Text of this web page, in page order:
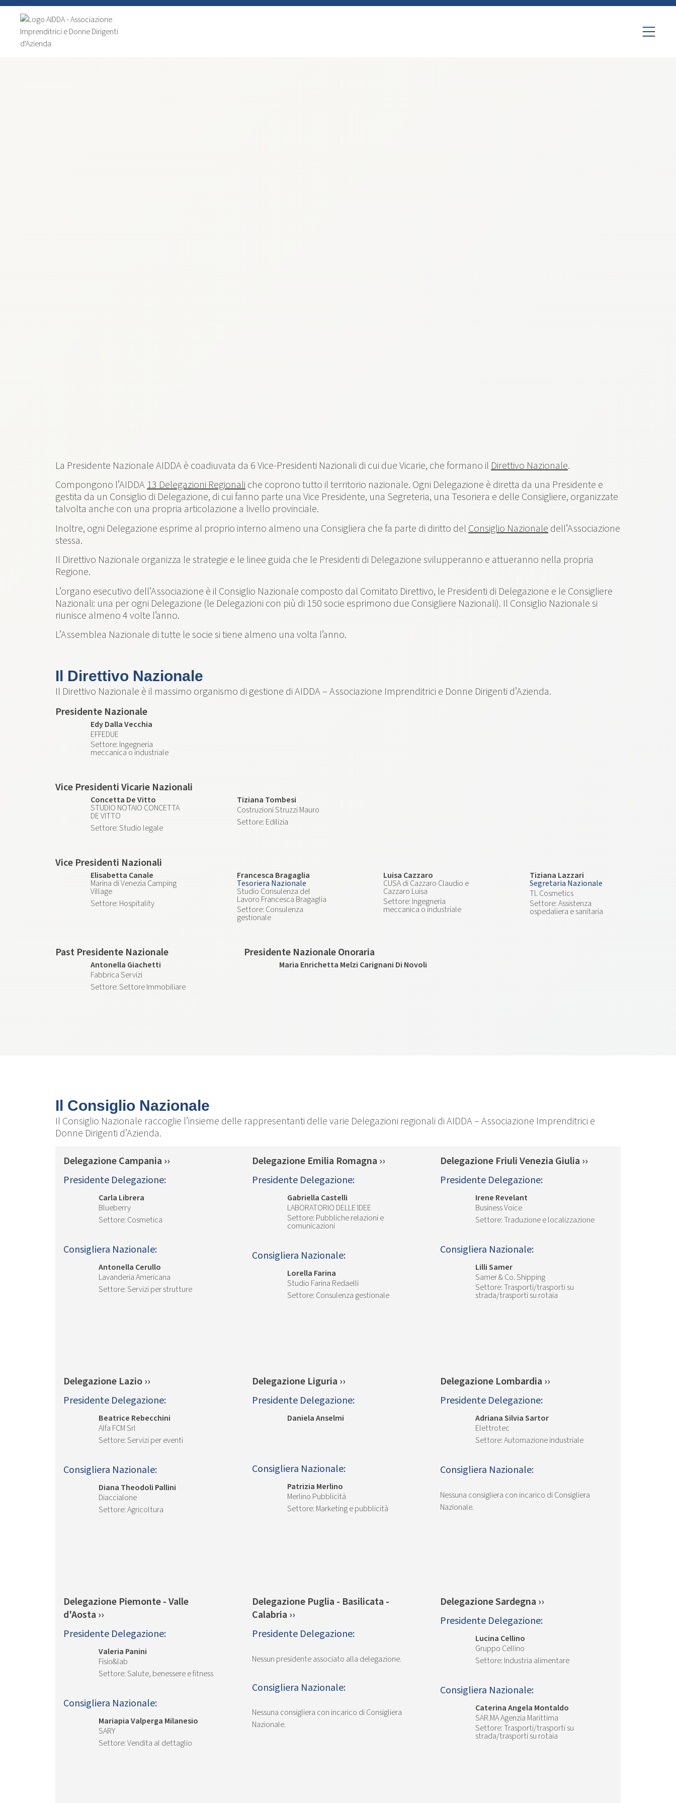
La Presidente Nazionale AIDDA è coadiuvata da 6 Vice-Presidenti Nazionali di cui due Vicarie, che formano ilDirettivo Nazionale.
Compongono l’AIDDA13 Delegazioni Regionaliche coprono tutto il territorio nazionale. Ogni Delegazione è diretta da una Presidente e
gestita da un Consiglio di Delegazione, di cui fanno parte una Vice Presidente, una Segreteria, una Tesoriera e delle Consigliere, organizzate
talvolta anche con una propria articolazione a livello provinciale.
Inoltre, ogni Delegazione esprime al proprio interno almeno una Consigliera che fa parte di diritto delConsiglio Nazionaledell’Associazione
stessa.
Il Direttivo Nazionale organizza le strategie e le linee guida che le Presidenti di Delegazione svilupperanno e attueranno nella propria
Regione.
L’organo esecutivo dell’Associazione è il Consiglio Nazionale composto dal Comitato Direttivo, le Presidenti di Delegazione e le Consigliere
Nazionali: una per ogni Delegazione (le Delegazioni con più di 150 socie esprimono due Consigliere Nazionali). Il Consiglio Nazionale si
riunisce almeno 4 volte l’anno.
L’Assemblea Nazionale di tutte le socie si tiene almeno una volta l’anno.
Il Direttivo Nazionale
Il Direttivo Nazionale è il massimo organismo di gestione di AIDDA – Associazione Imprenditrici e Donne Dirigenti d’Azienda.
Presidente Nazionale
Edy Dalla Vecchia
EFFEDUE
Ingegneria
meccanica o industriale
Vice Presidenti Vicarie Nazionali
Concetta De Vitto
STUDIO NOTAIO CONCETTA
DE VITTO
Studio legale
Tiziana Tombesi
Costruzioni Struzzi Mauro
Edilizia
Vice Presidenti Nazionali
Elisabetta Canale
Marina di Venezia Camping
Village
Hospitality
Francesca Bragaglia
Tesoriera Nazionale
Studio Consulenza del
Lavoro Francesca Bragaglia
Consulenza
gestionale
Luisa Cazzaro
CUSA di Cazzaro Claudio e
Cazzaro Luisa
Ingegneria
meccanica o industriale
Tiziana Lazzari
Segretaria Nazionale
TL Cosmetics
Assistenza
ospedaliera e sanitaria
Past Presidente Nazionale
Antonella Giachetti
Fabbrica Servizi
Settore Immobiliare
Presidente Nazionale Onoraria
Maria Enrichetta Melzi Carignani Di Novoli
Il Consiglio Nazionale
Il Consiglio Nazionale raccoglie l’insieme delle rappresentanti delle varie Delegazioni regionali di AIDDA – Associazione Imprenditrici e
Donne Dirigenti d’Azienda.
Delegazione Campania ››
Presidente Delegazione:
Carla Librera
Blueberry
Cosmetica
Consigliera Nazionale:
Antonella Cerullo
Lavanderia Americana
Servizi per strutture
Delegazione Emilia Romagna ››
Presidente Delegazione:
Gabriella Castelli
LABORATORIO DELLE IDEE
Pubbliche relazioni e
comunicazioni
Consigliera Nazionale:
Lorella Farina
Studio Farina Redaelli
Consulenza gestionale
Delegazione Friuli Venezia Giulia ››
Presidente Delegazione:
Irene Revelant
Business Voice
Traduzione e localizzazione
Consigliera Nazionale:
Lilli Samer
Samer & Co. Shipping
Trasporti/trasporti su
strada/trasporti su rotaia
Delegazione Lazio ››
Presidente Delegazione:
Beatrice Rebecchini
Alfa FCM Srl
Servizi per eventi
Consigliera Nazionale:
Diana Theodoli Pallini
Diaccialone
Agricoltura
Delegazione Liguria ››
Presidente Delegazione:
Daniela Anselmi
Consigliera Nazionale:
Patrizia Merlino
Merlino Pubblicità
Marketing e pubblicità
Delegazione Lombardia ››
Presidente Delegazione:
Adriana Silvia Sartor
Elettrotec
Automazione industriale
Consigliera Nazionale:
Nessuna consigliera con incarico di Consigliera
Nazionale.
Delegazione Piemonte - Valle
d'Aosta ››
Presidente Delegazione:
Valeria Panini
Fisio&lab
Salute, benessere e fitness
Consigliera Nazionale:
Mariapia Valperga Milanesio
SARY
Vendita al dettaglio
Delegazione Puglia - Basilicata -
Calabria ››
Presidente Delegazione:
Nessun presidente associato alla delegazione.
Consigliera Nazionale:
Nessuna consigliera con incarico di Consigliera
Nazionale.
Delegazione Sardegna ››
Presidente Delegazione:
Lucina Cellino
Gruppo Cellino
Industria alimentare
Consigliera Nazionale:
Caterina Angela Montaldo
SAR.MA Agenzia Marittima
Trasporti/trasporti su
strada/trasporti su rotaia